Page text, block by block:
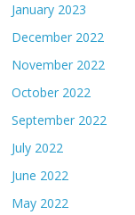
January 2023
December 2022
November 2022
October 2022
September 2022
July 2022
June 2022
May 2022